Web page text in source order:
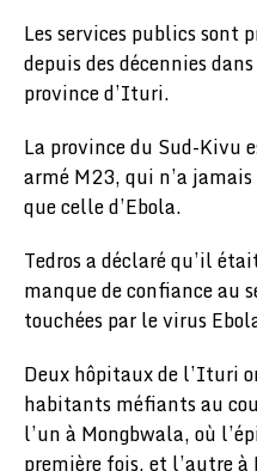
Les services publics
depuis des décennies
province d’Ituri.
La province du Sud-Kivu
armé M23, qui n’a
que celle d’Ebola.
Tedros a déclaré qu’il
manque de confiance au
touchées par le virus
Deux hôpitaux de l’Ituri
habitants méfiants au
l’un à Mongbwala, où
première fois, et l’autre